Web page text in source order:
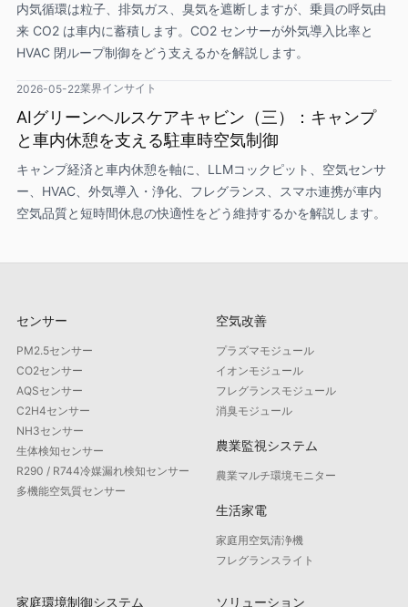
内気循環は粒子、排気ガス、臭気を遮断しますが、乗員の呼気由
来 CO2 は車内に蓄積します。CO2 センサーが外気導入比率と
HVAC 閉ループ制御をどう支えるかを解説します。
2026-05-22業界インサイト
AIグリーンヘルスケアキャビン（三）：キャンプ
と車内休憩を支える駐車時空気制御
キャンプ経済と車内休憩を軸に、LLMコックピット、空気センサ
ー、HVAC、外気導入・浄化、フレグランス、スマホ連携が車内
空気品質と短時間休息の快適性をどう維持するかを解説します。
センサー
PM2.5センサー
CO2センサー
AQSセンサー
C2H4センサー
NH3センサー
生体検知センサー
R290 / R744冷媒漏れ検知センサー
多機能空気質センサー
空気改善
プラズマモジュール
イオンモジュール
フレグランスモジュール
消臭モジュール
農業監視システム
農業マルチ環境モニター
生活家電
家庭用空気清浄機
フレグランスライト
家庭環境制御システム ソリューション